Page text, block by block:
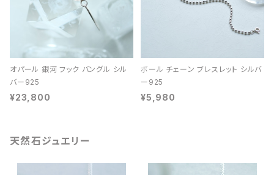
オパール 銀河 フック バングル シル
バー925
¥23,800
ボール チェーン ブレスレット シルバ
ー925
¥5,980
天然石ジュエリー